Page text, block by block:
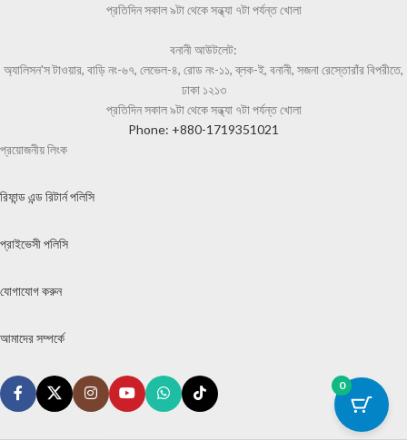
প্রতিদিন সকাল ৯টা থেকে সন্ধ্যা ৭টা পর্যন্ত খোলা
বনানী আউটলেট:
অ্যালিসন'স টাওয়ার, বাড়ি নং-৬৭, লেভেল-৪, রোড নং-১১, ব্লক-ই, বনানী, সজনা রেস্তোরাঁর বিপরীতে,
ঢাকা ১২১৩
প্রতিদিন সকাল ৯টা থেকে সন্ধ্যা ৭টা পর্যন্ত খোলা
Phone: +880-1719351021
প্রয়োজনীয় লিংক
রিফান্ড এন্ড রিটার্ন পলিসি
প্রাইভেসী পলিসি
যোগাযোগ করুন
আমাদের সম্পর্কে
0